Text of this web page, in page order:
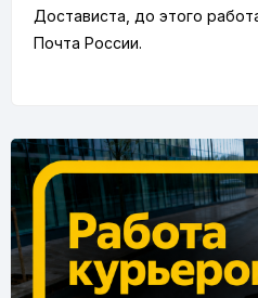
Достависта, до этого
Почта России.